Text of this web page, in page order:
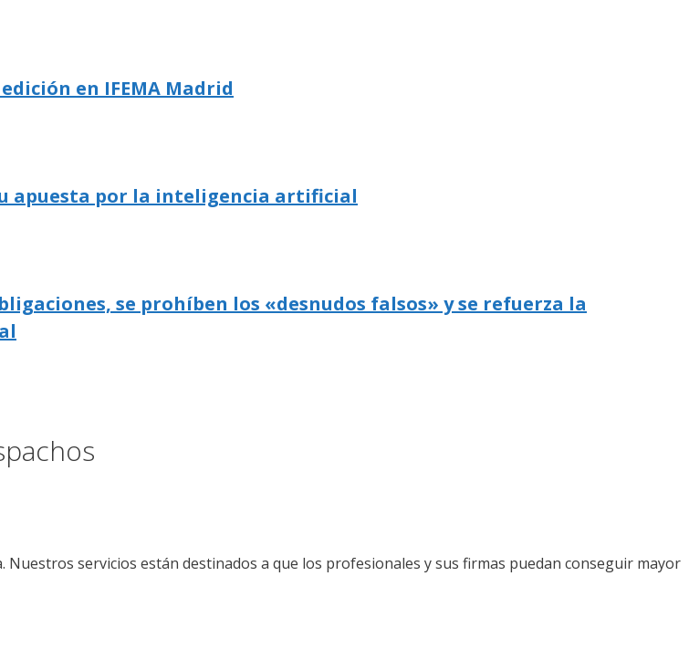
en IFEMA Madrid
apuesta por la inteligencia artificial
se prohíben los «desnudos falsos» y se refuerza la
servicios están destinados a que los profesionales y sus firmas puedan conseguir mayor